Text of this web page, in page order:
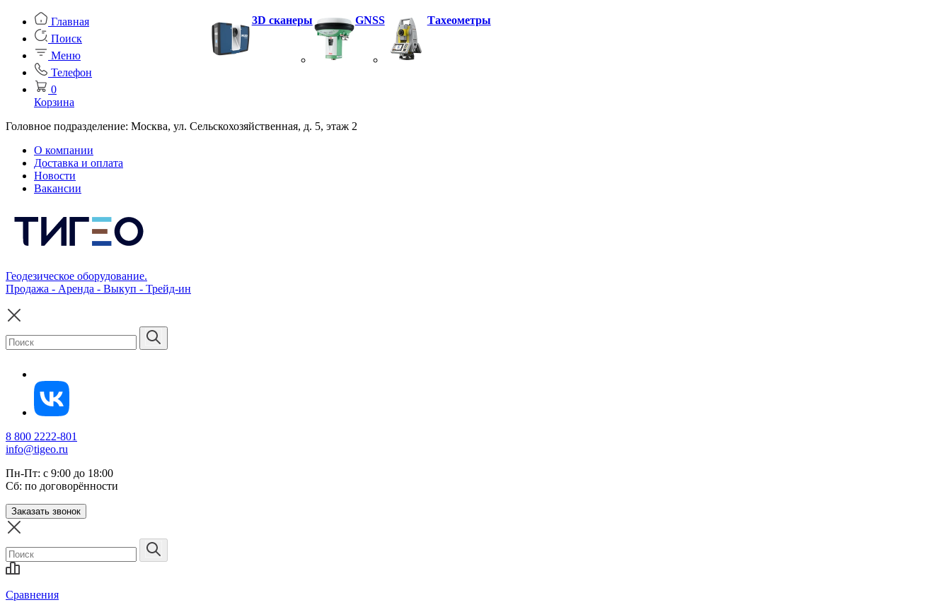
Главная
Поиск
Меню
Телефон
0
Корзина
Головное подразделение: Москва, ул. Сельскохозяйственная, д. 5, этаж 2
О компании
Доставка и оплата
Новости
Вакансии
Геодезическое оборудование.
Продажа - Аренда - Выкуп - Трейд-ин
8 800 2222-801
info@tigeo.ru
Пн-Пт: с 9:00 до 18:00
Сб: по договорённости
Заказать звонок
Сравнения
3D сканеры GNSS Тахеометры